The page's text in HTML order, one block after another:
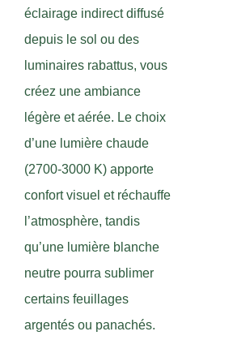
éclairage indirect diffusé
depuis le sol ou des
luminaires rabattus, vous
créez une ambiance
légère et aérée. Le choix
d’une lumière chaude
(2700-3000 K) apporte
confort visuel et réchauffe
l’atmosphère, tandis
qu’une lumière blanche
neutre pourra sublimer
certains feuillages
argentés ou panachés.